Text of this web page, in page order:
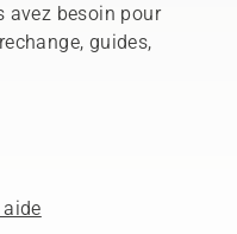
avez besoin pour
guides,
aide